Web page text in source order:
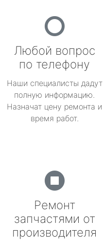
Любой вопрос
по телефону
Наши специалисты дадут
полную информацию.
Назначат цену ремонта и
время работ.
Ремонт
запчастями от
производителя